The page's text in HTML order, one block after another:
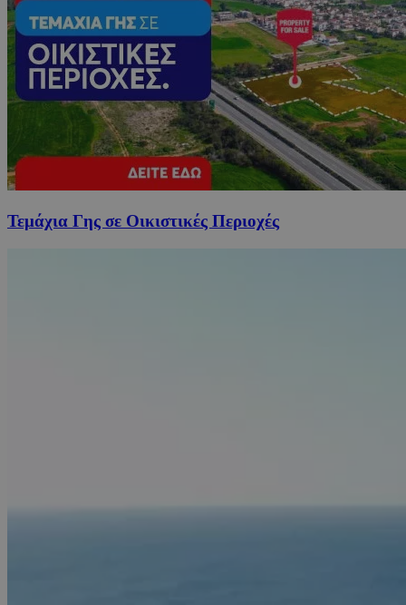
Τεμάχια Γης σε Οικιστικές Περιοχές